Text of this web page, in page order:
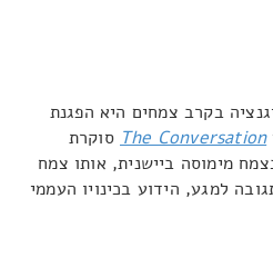
בקרב צמחים היא הפגנת
The Conversation סוקרת
מימוסה ביישנית, אותו צמח
למגע, הידוע בכינויו העממי